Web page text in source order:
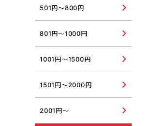
501円～800円
801円～1000円
1001円～1500円
1501円～2000円
2001円～